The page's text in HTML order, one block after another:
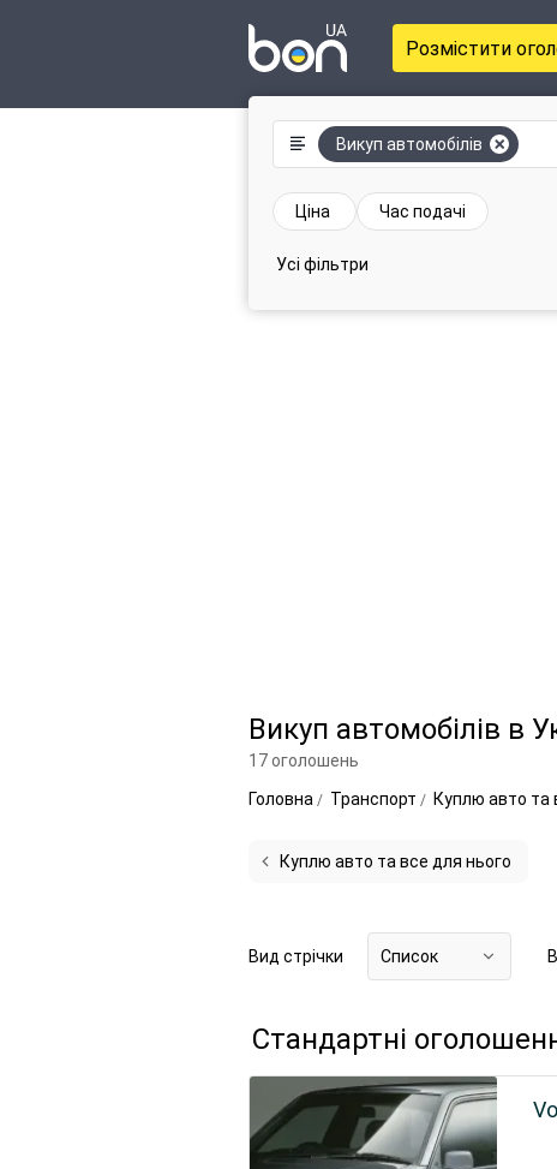
Розмістити
Викуп автомобілів
Ціна Час подачі
Усі фільтри
Викуп автомобілів в
17 оголошень
Головна
Транспорт Куплю авто та
Куплю авто та все для нього
Вид стрічки Список
Стандартні